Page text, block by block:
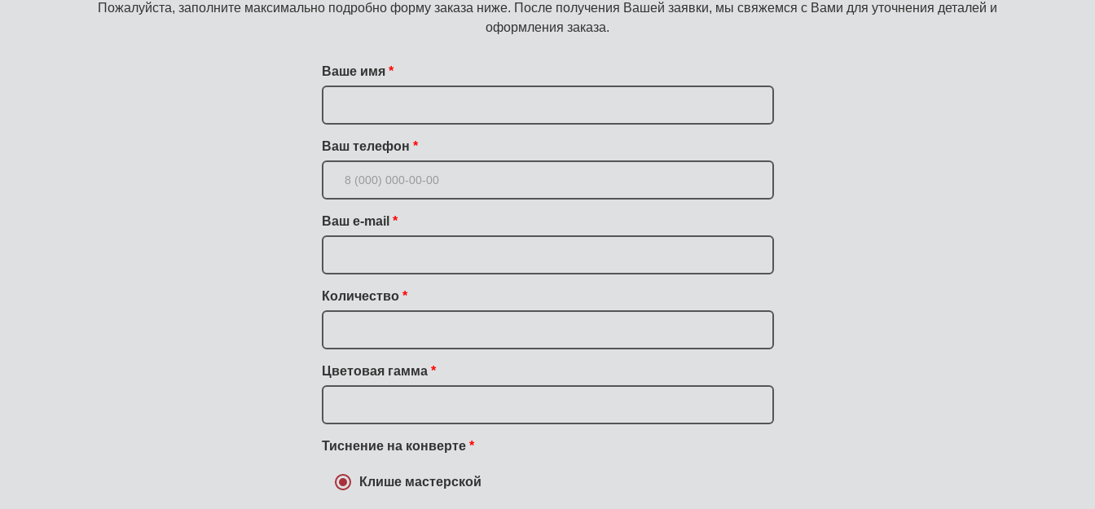
Пожалуйста, заполните максимально подробно форму заказа ниже. После получения Вашей заявки, мы свяжемся с Вами для уточнения деталей и
оформления заказа.
Ваше имя
Ваш телефон
Ваш e-mail
Количество
Цветовая гамма
Тиснение на конверте
Клише мастерской